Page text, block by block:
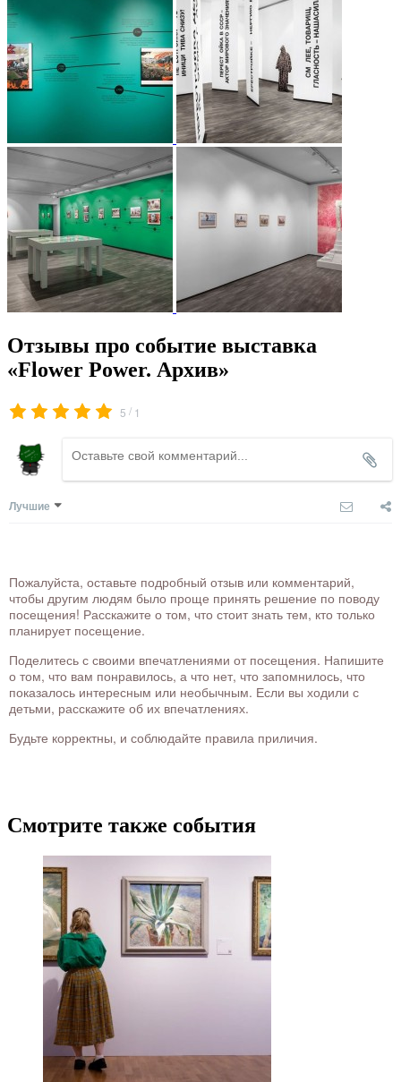
Отзывы про событие выставка
«Flower Power. Архив»
5 / 1
Лучшие
Пожалуйста, оставьте подробный отзыв или комментарий,
чтобы другим людям было проще принять решение по поводу
посещения! Расскажите о том, что стоит знать тем, кто только
планирует посещение.
Поделитесь с своими впечатлениями от посещения. Напишите
о том, что вам понравилось, а что нет, что запомнилось, что
показалось интересным или необычным. Если вы ходили с
детьми, расскажите об их впечатлениях.
Будьте корректны, и соблюдайте правила приличия.
Смотрите также события